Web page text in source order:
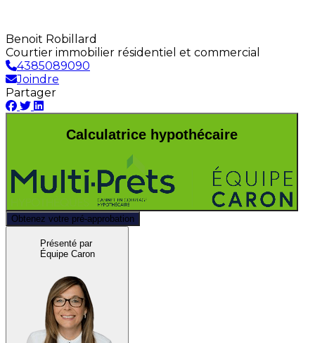
Benoit Robillard
Courtier immobilier résidentiel et commercial
4385089090
Joindre
Partager
Calculatrice hypothécaire
Obtenez votre pré-approbation
Présenté par
Équipe Caron